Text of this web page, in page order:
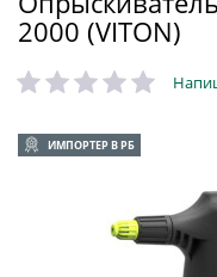
2000 (VITON)
ИМПОРТЕР В РБ